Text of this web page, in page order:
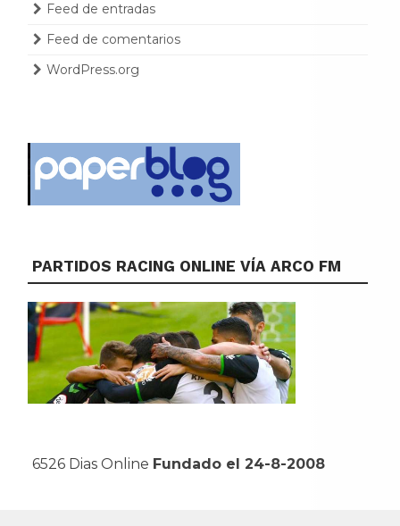
Feed de entradas
Feed de comentarios
WordPress.org
PARTIDOS RACING ONLINE VÍA ARCO FM
6526 Dias Online Fundado el 24-8-2008